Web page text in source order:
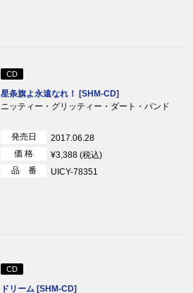
CD
星条旗よ永遠なれ！ [SHM-CD]
ニッティー・グリッティー・ダート・バンド
発売日
2017.06.28
価 格
¥3,388 (税込)
品 番
UICY-78351
CD
ドリーム [SHM-CD]